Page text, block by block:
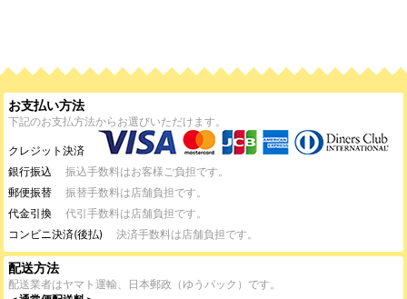
お支払い方法
下記のお支払方法からお選びいただけます。
クレジット決済
銀行振込
振込手数料はお客様ご負担です。
郵便振替
振替手数料は店舗負担です。
代金引換
代引手数料は店舗負担です。
コンビニ決済(後払)
決済手数料は店舗負担です。
配送方法
配送業者はヤマト運輸、日本郵政（ゆうパック）です。